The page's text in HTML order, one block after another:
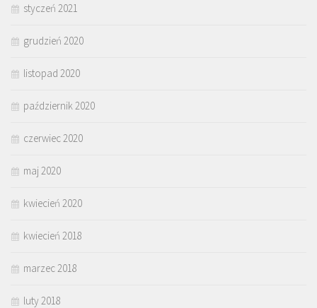
styczeń 2021
grudzień 2020
listopad 2020
październik 2020
czerwiec 2020
maj 2020
kwiecień 2020
kwiecień 2018
marzec 2018
luty 2018